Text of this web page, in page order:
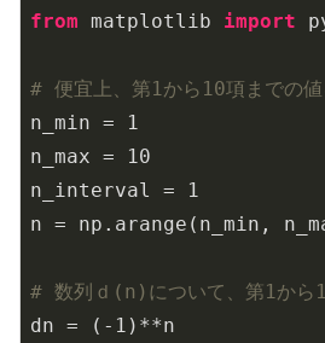
from matplotlib import
# 便宜上、第1から10項までの値
n_min =
1
n_max =
10
n_interval =
1
n = np.arange(n_min,
# 数列ｄ(n)について、第1から
dn = ( -1 )**n